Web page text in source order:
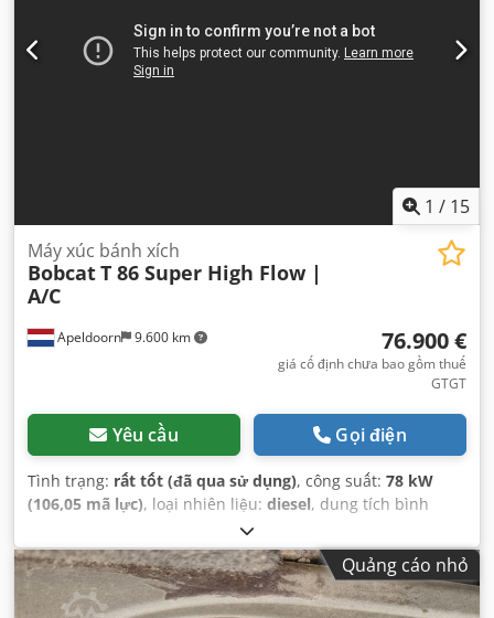
1 / 15
Apeldoorn 9.600 km
Máy xúc bánh xích
BobcatT 86 Super High Flow |
A/C
76.900 €
giá cố định chưa bao gồm thuế
GTGT
Yêu cầu Gọi điện
Tình trạng: rất tốt (đã qua sử dụng), công suất: 78 kW
(106,05 mã lực), loại nhiên liệu: diesel, dung tích bình
khác
mm, Năm sản xuất:2023, giờ hoạt động:1.168 h, Thiết bị:
điều hòa không khí, Quảng cáo nhỏ